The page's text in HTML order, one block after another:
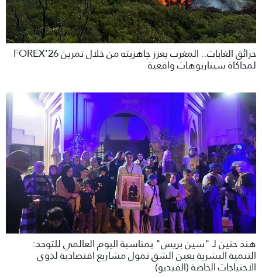
حرائق الغابات.. المغرب يعزز جاهزيته من خلال تمرين FOREX’26
لمحاكاة سيناريوهات واقعية
هند حنين لـ "سين بريس" بمناسبة اليوم العالمي للتوحد:
التنمية البشرية بعين الشق تمول مشاريع اقتصادية لذوي
الاحنياجات الخاصة (الفيديو)